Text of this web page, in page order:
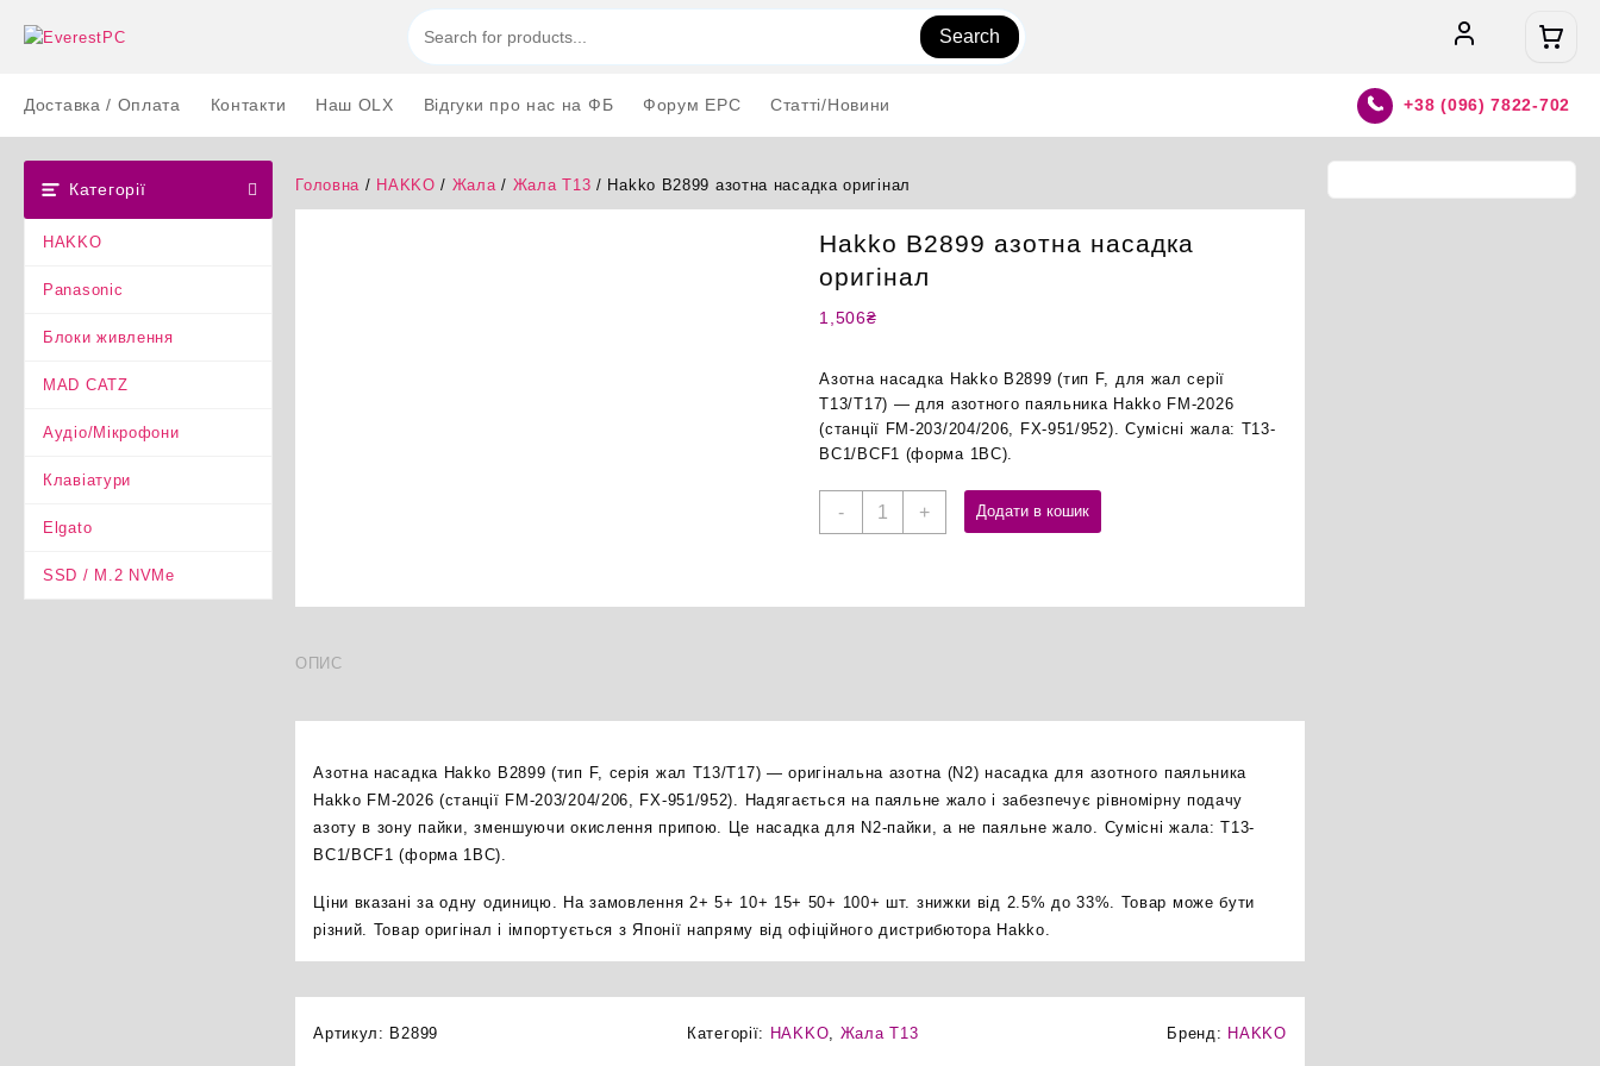
Search
Доставка / Оплата Контакти Наш OLX Відгуки про нас на ФБ Форум EPC Статті/Новини +38 (096) 7822-702
Категорії
HAKKO
Panasonic
Блоки живлення
MAD CATZ
Аудіо/Мікрофони
Клавіатури
Elgato
SSD / M.2 NVMe
Головна / HAKKO / Жала/ Жала T13 / Hakko B2899 азотна насадка оригінал
Hakko B2899 азотна насадка
оригінал
1,506₴
Азотна насадка Hakko B2899 (тип F, для жал серії
T13/T17) — для азотного паяльника Hakko FM-2026
(станції FM-203/204/206, FX-951/952). Сумісні жала: T13-
BC1/BCF1 (форма 1BC).
-
Hakko
оригінал
+ Додати в кошик
ОПИС
Азотна насадка Hakko B2899 (тип F, серія жал T13/T17) — оригінальна азотна (N2) насадка для азотного паяльника
Hakko FM-2026 (станції FM-203/204/206, FX-951/952). Надягається на паяльне жало і забезпечує рівномірну подачу
азоту в зону пайки, зменшуючи окислення припою. Це насадка для N2-пайки, а не паяльне жало. Сумісні жала: T13-
BC1/BCF1 (форма 1BC).
Ціни вказані за одну одиницю. На замовлення 2+ 5+ 10+ 15+ 50+ 100+ шт. знижки від 2.5% до 33%. Товар може бути
різний. Товар оригінал і імпортується з Японії напряму від офіційного дистрибютора Hakko.
Артикул: B2899 Категорії: HAKKO, Жала T13 Бренд: HAKKO